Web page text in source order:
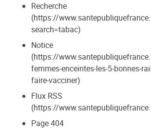
Recherche
(https://
search=tabac)
Notice
(https://
femmes-enceintes-les-5-bonnes-
faire-vacciner)
Flux RSS
(https://
Page 404